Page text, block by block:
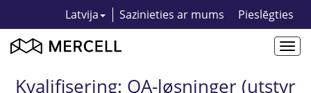
Latvija Sazinieties ar mums Pieslēgties
Kvalifisering: QA-løsninger (utstyr